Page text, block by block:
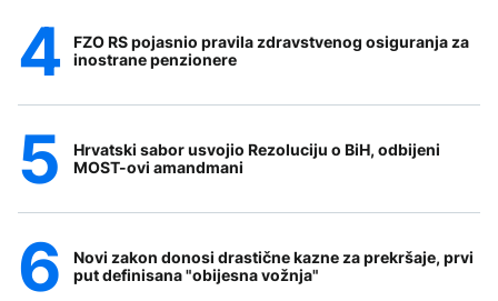
FZO RS pojasnio pravila zdravstvenog osiguranja za
inostrane penzionere
Hrvatski sabor usvojio Rezoluciju o BiH, odbijeni
MOST-ovi amandmani
Novi zakon donosi drastične kazne za prekršaje, prvi
put definisana "obijesna vožnja"